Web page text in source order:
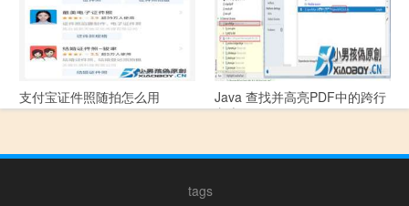
支付宝证件照随拍怎么用
Java 查找并高亮PDF中的跨行
文本
tags